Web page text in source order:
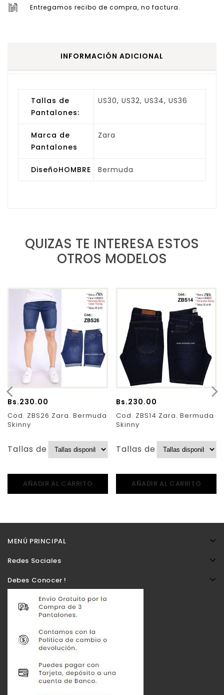
Entregamos recibo de compra, no factura.
INFORMACIÓN ADICIONAL
Tallas de
Pantalones:
US30, US32, US34, US36
Marca de
Pantalones
Zara
DiseñoHOMBRE Bermuda
QUIZAS TE INTERESA ESTOS
OTROS MODELOS
Bs.230.00
Cod. ZBS26 Zara. Bermuda
Skinny
Tallas de Pantalones:
AÑADIR AL CARRITO
Bs.230.00
Cod. ZBS14 Zara. Bermuda
Skinny
Tallas de Pantalones:
AÑADIR AL CARRITO
MENÚ PRINCIPAL
Redes Sociales
Debes Conocer !